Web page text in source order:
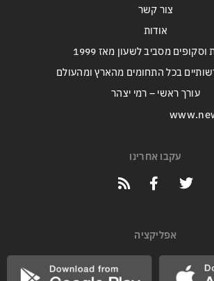
צור קשר
אודות
מסביב לשעון מאז 1999
בכל התחומים מהארץ ומהעולם
עורך ראשי – רמי יצהר
עקבו אחרינו
אפליקציה